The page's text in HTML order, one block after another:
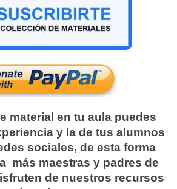
material en tu aula puedes
y la de tus alumnos
sociales, de esta forma
más maestras y padres de
de nuestros recursos